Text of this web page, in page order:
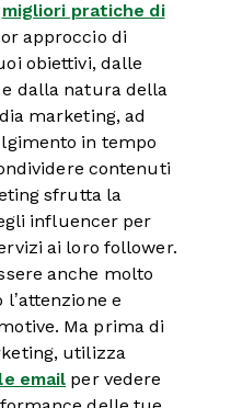
migliori pratiche di
approccio di
obiettivi, dalle
dalla natura della
marketing, ad
in tempo
contenuti
sfrutta la
influencer per
ai loro follower.
anche molto
e
Ma prima di
utilizza
email per vedere